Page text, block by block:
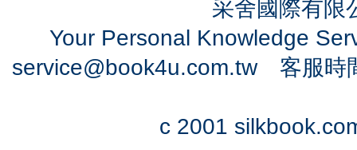
采舍國際有
Your Personal Knowledge
service@book4u.com.tw客服時
c 2001